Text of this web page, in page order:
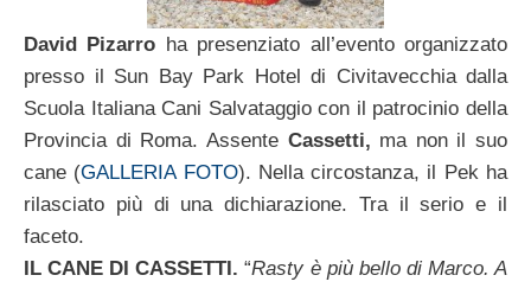
David Pizarro ha presenziato all’evento organizzato
presso il Sun Bay Park Hotel di Civitavecchia dalla
Scuola Italiana Cani Salvataggio con il patrocinio della
Provincia di Roma. Assente Cassetti, ma non il suo
cane (GALLERIA FOTO). Nella circostanza, il Pek ha
rilasciato più di una dichiarazione. Tra il serio e il
faceto.
IL CANE DI CASSETTI. “Rasty è più bello di Marco. A